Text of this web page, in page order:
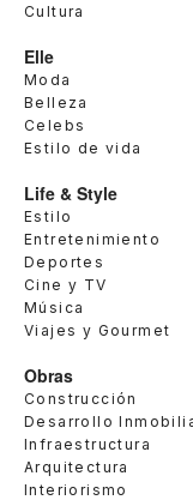
Cultura
Elle
Moda
Belleza
Celebs
Estilo de vida
Life & Style
Estilo
Entretenimiento
Deportes
Cine y TV
Música
Viajes y Gourmet
Obras
Construcción
Desarrollo
Infraestructura
Arquitectura
Interiorismo